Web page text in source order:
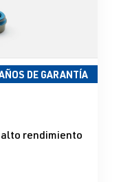
DE GARANTÍA
rendimiento